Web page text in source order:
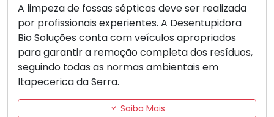
A limpeza de fossas sépticas deve ser realizada
por profissionais experientes. A Desentupidora
Bio Soluções conta com veículos apropriados
para garantir a remoção completa dos resíduos,
seguindo todas as normas ambientais em
Itapecerica da Serra.
Saiba Mais